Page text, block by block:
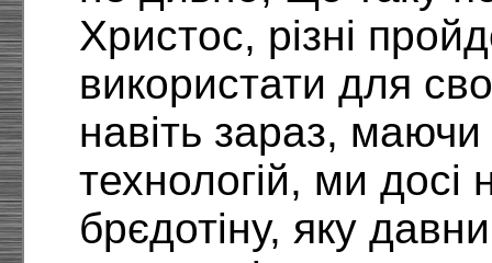
Христос, різні
використати для
навіть зараз,
технологій, ми досі
брєдотіну, яку